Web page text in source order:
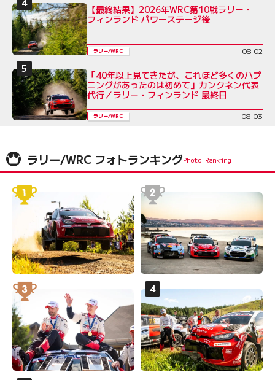
【最終結果】2026年WRC第10戦ラリー・
フィンランド パワーステージ後
ラリー/WRC 08-02
「40年以上見てきたが、これほど多くのハプ
ニングがあったのは初めて」カンクネン代表
代行／ラリー・フィンランド 最終日
ラリー/WRC 08-03
ラリー/WRC フォトランキング